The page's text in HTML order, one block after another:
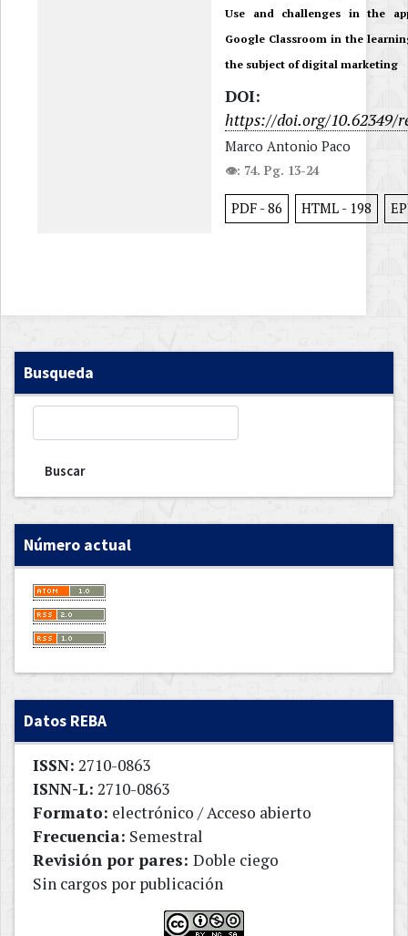
Use and challenges in the
Google Classroom in the
the subject of digital marketing
DOI:
https://doi.org/10.62349/
Marco Antonio Paco
👁: 74. Pg. 13-24
PDF -86 HTML - 198
Busqueda
Buscar
Número actual
Datos REBA
ISSN: 2710-0863
ISNN-L: 2710-0863
Formato: electrónico / Acceso abierto
Frecuencia: Semestral
Revisión por pares: Doble ciego
Sin cargos por publicación